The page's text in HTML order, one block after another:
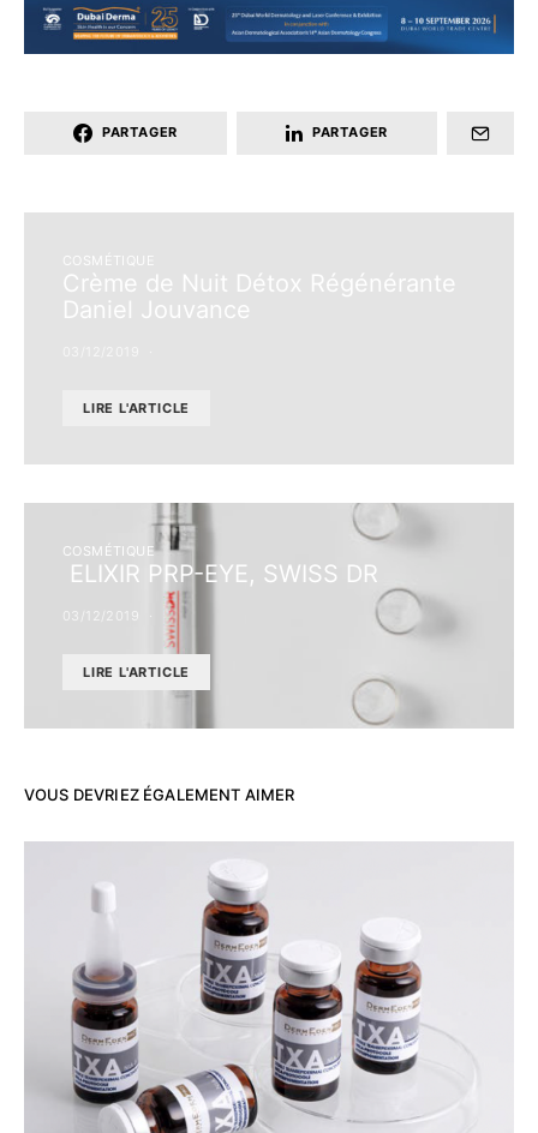
PARTAGER PARTAGER
COSMÉTIQUE
Crème de Nuit Détox Régénérante
Daniel Jouvance
LIRE L'ARTICLE
COSMÉTIQUE
ELIXIR PRP-EYE, SWISS DR
03/12/2019
LIRE L'ARTICLE
VOUS DEVRIEZ ÉGALEMENT AIMER